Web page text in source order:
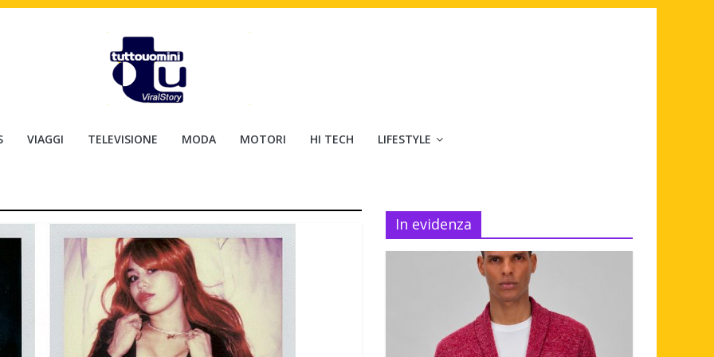
VIAGGI TELEVISIONE MODA MOTORI HI TECH LIFESTYLE
In evidenza